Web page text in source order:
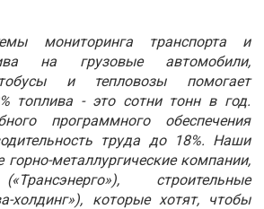
мониторинга транспорта и
на грузовые автомобили,
и тепловозы помогает
топлива - это сотни тонн в год.
программного обеспечения
труда до 18%. Наши
металлургические компании,
строительные
холдинг»), которые хотят, чтобы